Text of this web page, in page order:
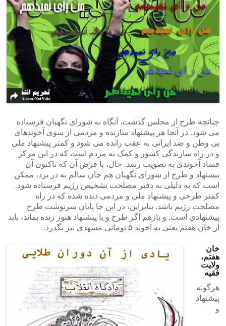
چنانچه طرح از مجلس گذشت، آنگاه به شورای نگهبان فرستاده
می شود. در آنجا هر پیشنهاد سازنده و مردمی از سوی آخوندهای
بی وطن و ضد ایرانی به عقب رانده می شود و کمتر پیشنهاد ملی
و در راه سازندگی کشور و کمک به مردم است که در این مرکز
فساد آخوندی به تصویب رسد. حال، با فرض آن که تاکنون آن
پیشنهاد و طرح از شورای نگهبان هم جان سالم به در برد، ممکن
است که به دلیلی به دفتر مصلحت تشخیص رژیم فرستاده شود.
کمتر طرحی و پیشنهاد ملی و مردمی دیده شده که در راه
مصلحت رژیم باشد. بنابراین، در این جا پایان سرنوشت طرح
پیشنهادی است. و بازهم اگر طرح و یا پیشنهاد هنوز زنده بماند، باید
از خان هفتم یعنی به آخوند ۵ تومانی مشهدی نیز بگذرد.
خان
هفتم،
ولایت
فقیه
هرگونه
پیشنهاد
و